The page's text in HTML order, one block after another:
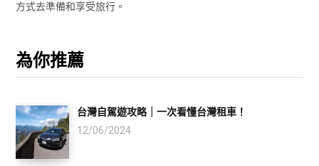
方式去準備和享受旅行。
為你推薦
台灣自駕遊攻略｜一次看懂台灣租車！
12/06/2024